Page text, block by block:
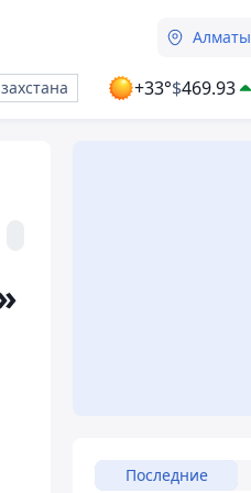
Алматы
+33°$469.93
Последние